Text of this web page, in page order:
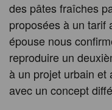
des pâtes fraîches
proposées à un tarif
épouse nous
reproduire un
à un projet urbain et
avec un concept